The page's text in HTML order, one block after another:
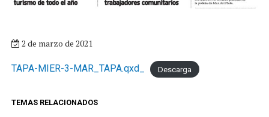
2 de marzo de 2021
TAPA-MIER-3-MAR_TAPA.qxd_ Descarga
TEMAS RELACIONADOS